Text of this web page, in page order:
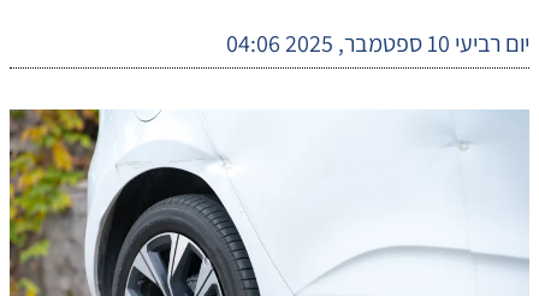
יום רביעי 10 ספטמבר, 2025 04:06